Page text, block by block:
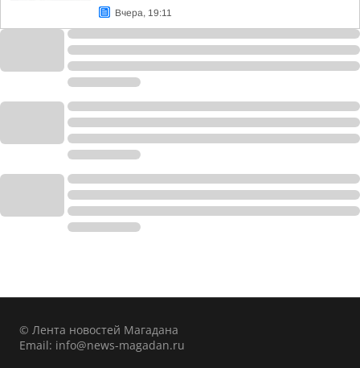
Вчера, 19:11
© Лента новостей Магадана
Email: info@news-magadan.ru